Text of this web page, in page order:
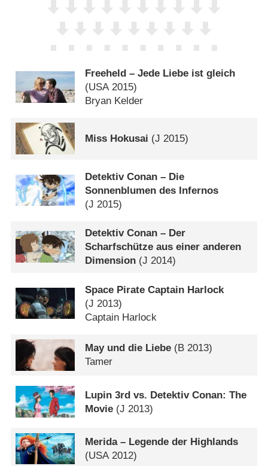
Freeheld – Jede Liebe ist gleich
(USA2015)
Bryan Kelder
Miss Hokusai (J 2015)
Detektiv Conan – Die
Sonnenblumen des Infernos
(J 2015)
Detektiv Conan – Der
Scharfschütze aus einer anderen
Dimension (J 2014)
Space Pirate Captain Harlock
(J 2013)
Captain Harlock
May und die Liebe (B 2013)
Tamer
Lupin 3rd vs. Detektiv Conan: The
Movie (J 2013)
Merida – Legende der Highlands
(USA2012)